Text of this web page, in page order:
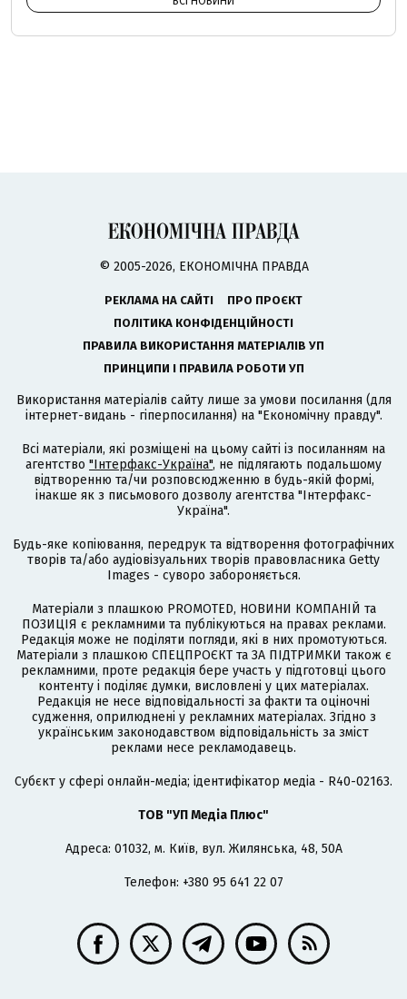
© 2005-2026, ЕКОНОМІЧНА ПРАВДА
РЕКЛАМА НА САЙТІ
ПРО ПРОЄКТ
ПОЛІТИКА КОНФІДЕНЦІЙНОСТІ
ПРАВИЛА ВИКОРИСТАННЯ МАТЕРІАЛІВ УП
ПРИНЦИПИ І ПРАВИЛА РОБОТИ УП
Використання матеріалів сайту лише за умови посилання (для
інтернет-видань - гіперпосилання) на "Економічну правду".
Всі матеріали, які розміщені на цьому сайті із посиланням на
агентство "Інтерфакс-Україна", не підлягають подальшому
відтворенню та/чи розповсюдженню в будь-якій формі,
інакше як з письмового дозволу агентства "Інтерфакс-
Україна".
Будь-яке копіювання, передрук та відтворення фотографічних
творів та/або аудіовізуальних творів правовласника Getty
Images - суворо забороняється.
Матеріали з плашкою PROMOTED, НОВИНИ КОМПАНІЙ та
ПОЗИЦІЯ є рекламними та публікуються на правах реклами.
Редакція може не поділяти погляди, які в них промотуються.
Матеріали з плашкою СПЕЦПРОЄКТ та ЗА ПІДТРИМКИ також є
рекламними, проте редакція бере участь у підготовці цього
контенту і поділяє думки, висловлені у цих матеріалах.
Редакція не несе відповідальності за факти та оціночні
судження, оприлюднені у рекламних матеріалах. Згідно з
українським законодавством відповідальність за зміст
реклами несе рекламодавець.
Cубєкт у сфері онлайн-медіа; ідентифікатор медіа - R40-02163.
ТОВ "УП Медіа Плюс"
Адреса: 01032, м. Київ, вул. Жилянська, 48, 50А
Телефон: +380 95 641 22 07